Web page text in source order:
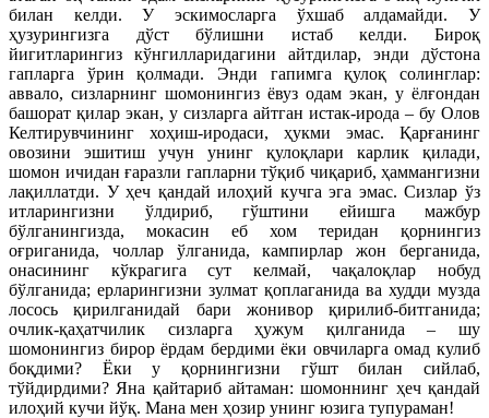
билан келди. У эскимосларга ўхшаб алдамайди. У
ҳузурингизга дўст бўлишни истаб келди. Бироқ
йигитларингиз кўнгилларидагини айтдилар, энди дўстона
гапларга ўрин қолмади. Энди гапимга қулоқ солинглар:
аввало, сизларнинг шомонингиз ёвуз одам экан, у ёлғондан
башорат қилар экан, у сизларга айтган истак-ирода – бу Олов
Келтирувчининг хоҳиш-иродаси, ҳукми эмас. Қарғанинг
овозини эшитиш учун унинг қулоқлари карлик қилади,
шомон ичидан ғаразли гапларни тўқиб чиқариб, ҳаммангизни
лақиллатди. У ҳеч қандай илоҳий кучга эга эмас. Сизлар ўз
итларингизни ўлдириб, гўштини ейишга мажбур
бўлганингизда, мокасин еб хом теридан қорнингиз
оғриганида, чоллар ўлганида, кампирлар жон берганида,
онасининг кўкрагига сут келмай, чақалоқлар нобуд
бўлганида; ерларингизни зулмат қоплаганида ва худди музда
лосось қирилганидай бари жонивор қирилиб-битганида;
очлик-қаҳатчилик сизларга ҳужум қилганида – шу
шомонингиз бирор ёрдам бердими ёки овчиларга омад кулиб
боқдими? Ёки у қорнингизни гўшт билан сийлаб,
тўйдирдими? Яна қайтариб айтаман: шомоннинг ҳеч қандай
илоҳий кучи йўқ. Мана мен ҳозир унинг юзига тупураман!